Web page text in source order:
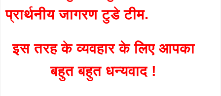
प्रार्थनीय जागरण टुडे टीम.
इस तरह के व्यवहार के लिए आपका
बहुत बहुत धन्यवाद !